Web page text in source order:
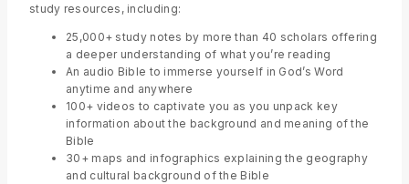
study resources, including:
25,000+ study notes by more than 40 scholars offering
a deeper understanding of what you’re reading
An audio Bible to immerse yourself in God’s Word
anytime and anywhere
100+ videos to captivate you as you unpack key
information about the background and meaning of the
Bible
30+ maps and infographics explaining the geography
and cultural background of the Bible